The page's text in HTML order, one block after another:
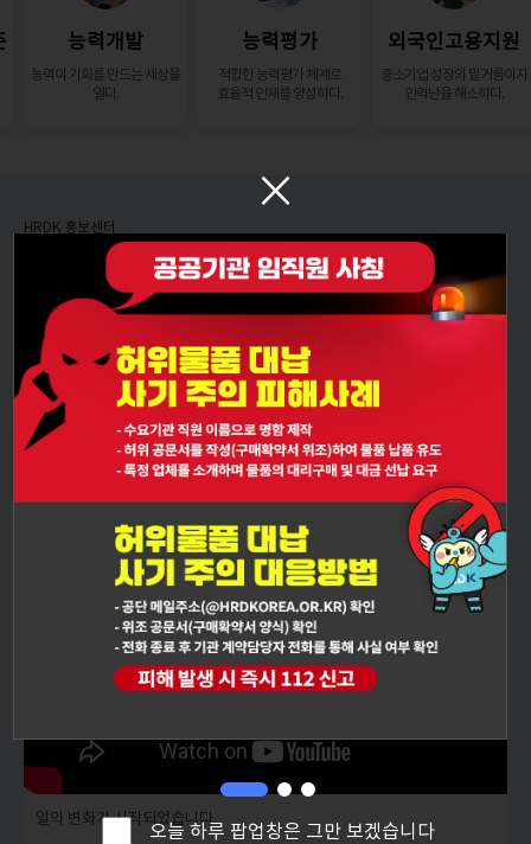
오늘 하루 팝업창은 그만 보겠습니다
×
능력개발
능력이 기회를 만드는 세상을
열다.
능력평가
적합한 능력평가 체계로
효율적 인재를 양성하다.
외국인고용지원
중소기업 성장의 밑거름이자
인력난을 해소하다.
HRDK 홍보센터
소식을
당신께 전합니다.